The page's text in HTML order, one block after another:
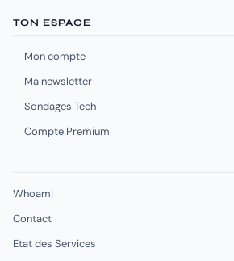
TON ESPACE
Mon compte
Ma newsletter
Sondages Tech
Compte Premium
Whoami
Contact
Etat des Services